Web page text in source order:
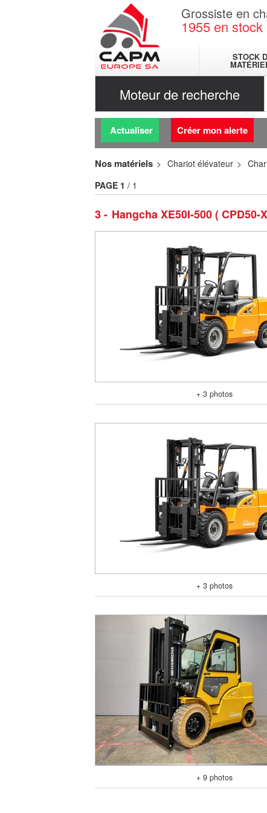
Grossiste en
1955 en stock
STOCK
Moteur de recherche
Actualiser Créer mon alerte
Nos matériels Chariot élévateur
3 Hangcha XE50I-500 ( CPD50-
PAGE 1 / 1
+ 3 photos
+ 3 photos
+ 9 photos